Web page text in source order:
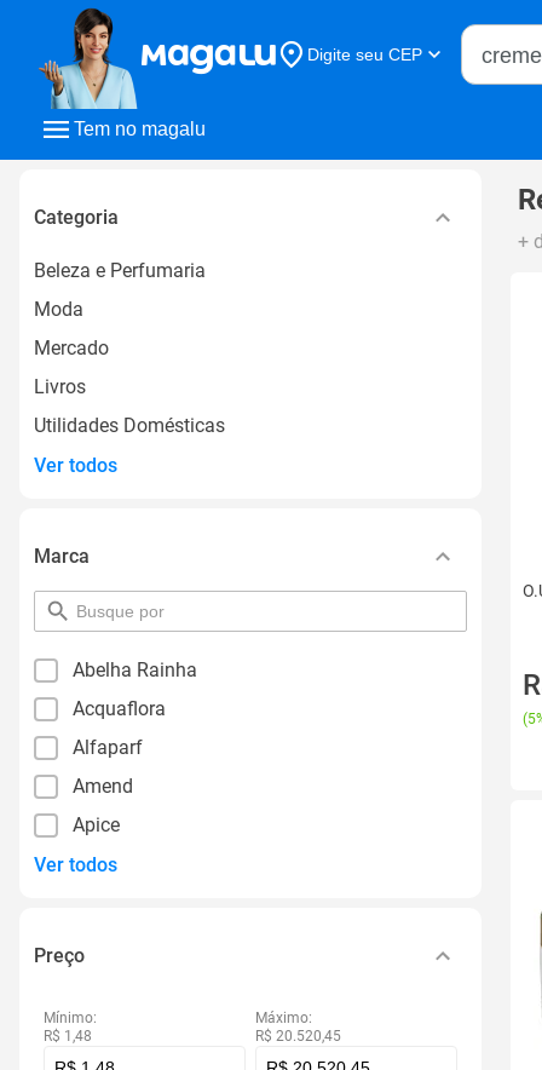
Tem no magalu
Digite seu CEP
Buscar
Categoria
Beleza e Perfumaria
Moda
Mercado
Livros
Utilidades Domésticas
Ver todos
Marca
pesquisar
por
Abelha Rainha
Acquaflora
Alfaparf
Amend
Apice
Ver todos
Preço
Mínimo:
R$ 1,48
Máximo:
R$ 20.520,45
+
(